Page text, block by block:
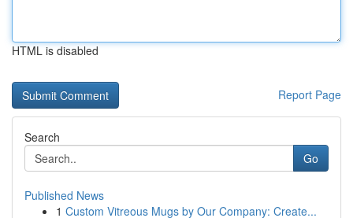
HTML is disabled
Report Page
Search
Go
Published News
1 Custom Vitreous Mugs by Our Company: Create...